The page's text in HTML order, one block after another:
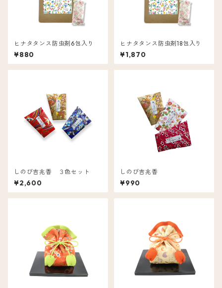
ヒナタタンス防虫剤6包入り
¥880
ヒナタタンス防虫剤18包入り
¥1,870
しのび吉兆香 ３色セット
¥2,600
しのび吉兆香
¥990